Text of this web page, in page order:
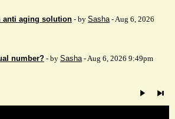
anti aging solution - by Sasha- Aug 6, 2026
number? - by Sasha- Aug 6, 2026 9:49pm